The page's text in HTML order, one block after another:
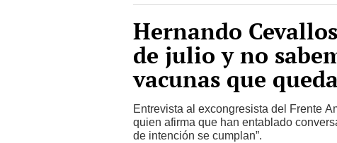
Hernando
de julio y no
vacunas que
Entrevista al excongresista del Frente
quien afirma que han entablado
de intención se cumplan”.